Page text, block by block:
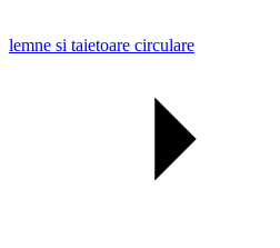
lemne si taietoare circulare